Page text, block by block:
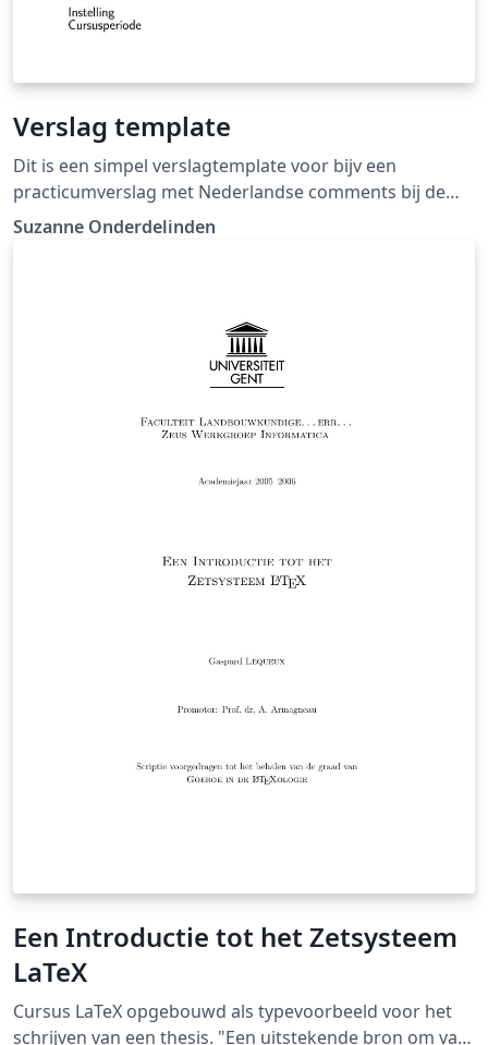
Verslag template
Dit is een simpel verslagtemplate voor bijv een
practicumverslag met Nederlandse comments bij de
packages. Ook is de taal ingesteld in het Nederlands.
Suzanne Onderdelinden
Een Introductie tot het Zetsysteem
LaTeX
Cursus LaTeX opgebouwd als typevoorbeeld voor het
schrijven van een thesis. "Een uitstekende bron om van